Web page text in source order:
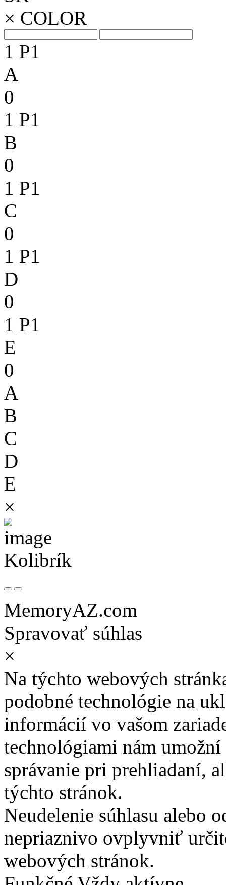
× COLOR
1 P1
A
0
1 P1
B
0
1 P1
C
0
1 P1
D
0
1 P1
E
0
A
B
C
D
E
×
Kolibrík
MemoryAZ.com
Spravovať súhlas
×
Na týchto webových
podobné technológie na
informácií vo vašom
technológiami nám
správanie pri prehliadaní,
týchto stránok.
Neudelenie súhlasu alebo
nepriaznivo ovplyvniť
webových stránok.